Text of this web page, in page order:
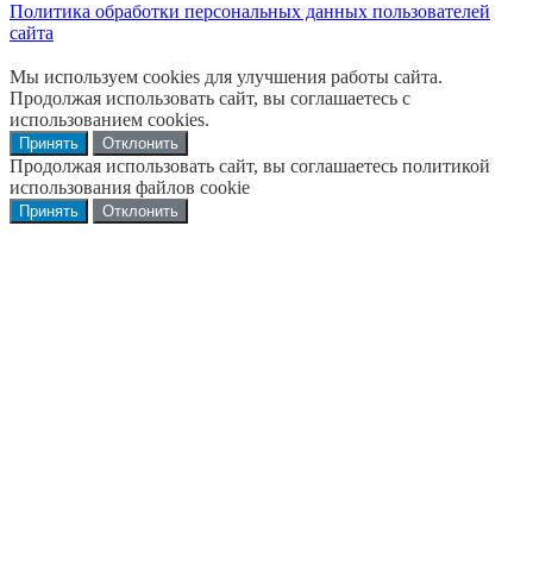
Политика обработки персональных данных пользователей
сайта
Мы используем cookies для улучшения работы сайта.
Продолжая использовать сайт, вы соглашаетесь с
использованием cookies.
Принять Отклонить
Продолжая использовать сайт, вы соглашаетесь политикой
использования файлов cookie
Принять Отклонить